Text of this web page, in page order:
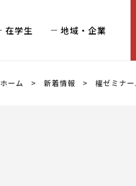
在学生 地域・企業
ホーム 新着情報 權ゼミナ